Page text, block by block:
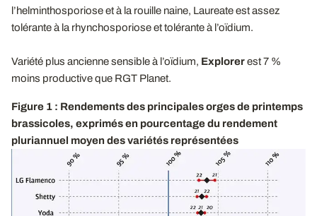
l’helminthosporiose et à la rouille naine, Laureate est assez
tolérante à la rhynchosporiose et tolérante à l’oïdium.
Variété plus ancienne sensible à l’oïdium, Explorerest 7 %
moins productive que RGT Planet.
Figure 1 : Rendements des principales orges de printemps
brassicoles, exprimés en pourcentage du rendement
pluriannuel moyen des variétés représentées